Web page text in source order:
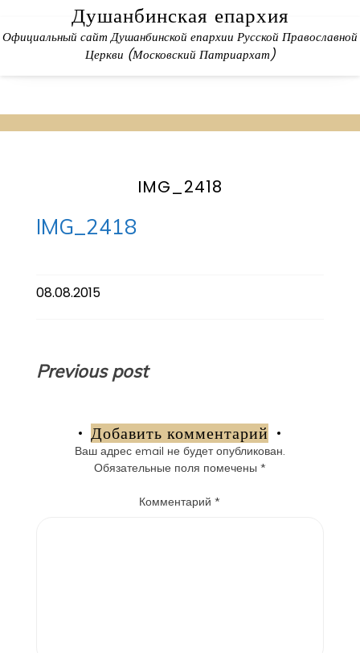
content
Душанбинская епархия
Официальный сайт Душанбинской епархии Русской Православной
Церкви (Московский Патриархат)
IMG_2418
IMG_2418
08.08.2015
Навигация
записям
Previous post
Добавить комментарий
Ваш адрес email не будет опубликован.
Обязательные поля помечены *
Комментарий*